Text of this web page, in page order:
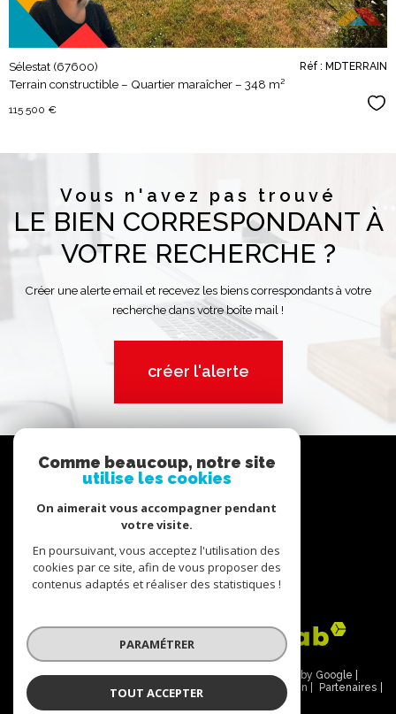
Sélestat (67600)
Terrain constructible – Quartier maraîcher – 348 m²
Réf : MDTERRAIN
115 500 €
Vous n'avez pas trouvé
LE BIEN CORRESPONDANT À
VOTRE RECHERCHE ?
Créer une alerte email et recevez les biens correspondants à votre
recherche dans votre boîte mail !
créer l'alerte
Nous
suivre
Nous
adhérons
© 2026 | Tous droits réservés | Traduction powered by Google |
Nos honoraires
Plan du site Mentions légales Admin
Partenaires
Politique RGPD
Comme beaucoup, notre site
utilise les cookies
On aimerait vous accompagner pendant
votre visite.
En poursuivant, vous acceptez l'utilisation des
cookies par ce site, afin de vous proposer des
contenus adaptés et réaliser des statistiques !
PARAMÉTRER
TOUT ACCEPTER